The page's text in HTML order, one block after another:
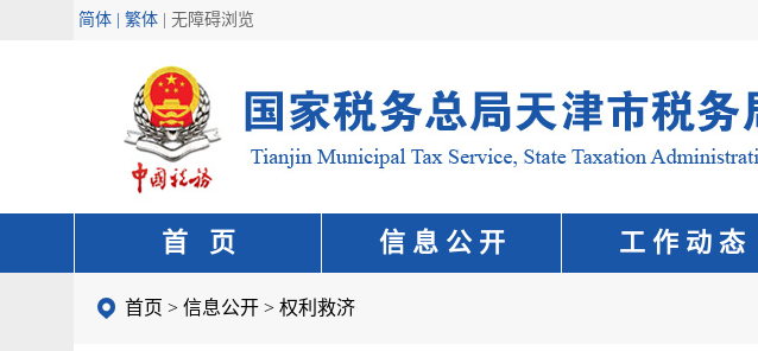
简体 | 繁体 无障碍浏览
首 页 信 息 公 开 工 作 动 态
首页 > 信息公开 > 权利救济